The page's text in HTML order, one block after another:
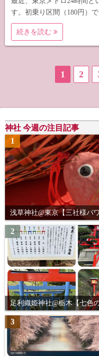
す。初乗り区間（180円）
続きを読む
ペ
ー
ジ
送
り
1 2
神社 今週の注目記事
1
浅草神社@東京【三社様パ
2
足利織姫神社@栃木【七色
3